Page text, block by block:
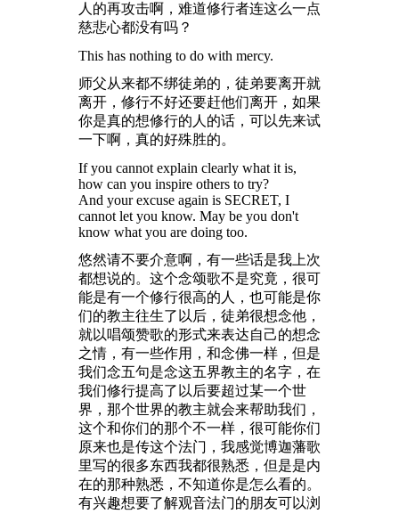
人的再攻击啊，难道修行者连这么一点
慈悲心都没有吗？
This has nothing to do with mercy.
师父从来都不绑徒弟的，徒弟要离开就
离开，修行不好还要赶他们离开，如果
你是真的想修行的人的话，可以先来试
一下啊，真的好殊胜的。
If you cannot explain clearly what it is,
how can you inspire others to try?
And your excuse again is SECRET, I
cannot let you know. May be you don't
know what you are doing too.
悠然请不要介意啊，有一些话是我上次
都想说的。这个念颂歌不是究竟，很可
能是有一个修行很高的人，也可能是你
们的教主往生了以后，徒弟很想念他，
就以唱颂赞歌的形式来表达自己的想念
之情，有一些作用，和念佛一样，但是
我们念五句是念这五界教主的名字，在
我们修行提高了以后要超过某一个世
界，那个世界的教主就会来帮助我们，
这个和你们的那个不一样，很可能你们
原来也是传这个法门，我感觉博迦藩歌
里写的很多东西我都很熟悉，但是是内
在的那种熟悉，不知道你是怎么看的。
有兴趣想要了解观音法门的朋友可以浏